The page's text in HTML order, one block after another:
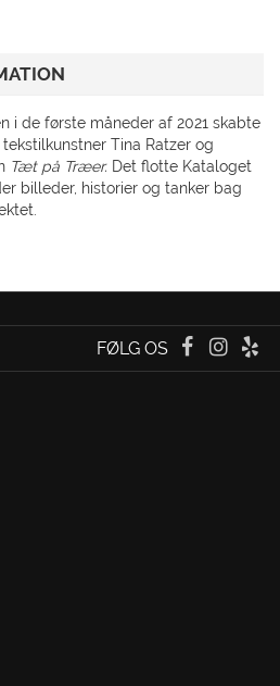
i de første måneder af 2021 skabte
Tina Ratzer og
Tæt på Træer. Det flotte Kataloget
billeder, historier og tanker bag
FØLG OS